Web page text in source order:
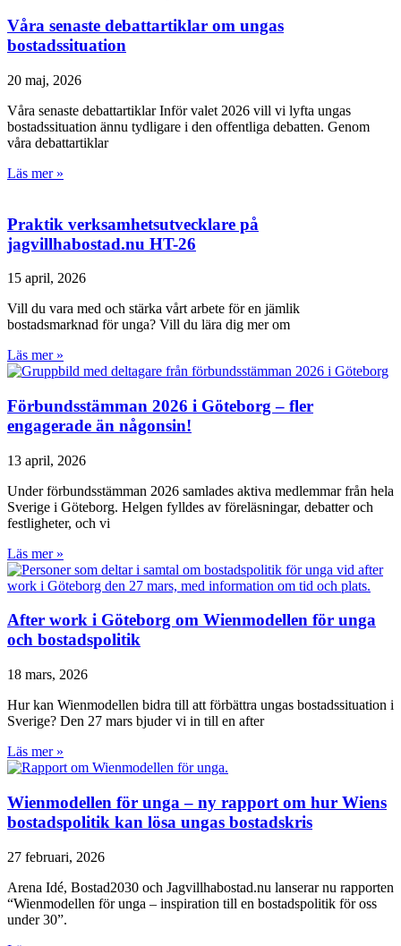
Våra senaste debattartiklar om ungas
bostadssituation
20 maj, 2026
Våra senaste debattartiklar Inför valet 2026 vill vi lyfta ungas
bostadssituation ännu tydligare i den offentliga debatten. Genom
våra debattartiklar
Läs mer »
Praktik verksamhetsutvecklare på
jagvillhabostad.nu HT-26
15 april, 2026
Vill du vara med och stärka vårt arbete för en jämlik
bostadsmarknad för unga? Vill du lära dig mer om
Läs mer »
Förbundsstämman 2026 i Göteborg – fler
engagerade än någonsin!
13 april, 2026
Under förbundsstämman 2026 samlades aktiva medlemmar från hela
Sverige i Göteborg. Helgen fylldes av föreläsningar, debatter och
festligheter, och vi
Läs mer »
After work i Göteborg om Wienmodellen för unga
och bostadspolitik
18 mars, 2026
Hur kan Wienmodellen bidra till att förbättra ungas bostadssituation i
Sverige? Den 27 mars bjuder vi in till en after
Läs mer »
Wienmodellen för unga – ny rapport om hur Wiens
bostadspolitik kan lösa ungas bostadskris
27 februari, 2026
Arena Idé, Bostad2030 och Jagvillhabostad.nu lanserar nu rapporten
“Wienmodellen för unga – inspiration till en bostadspolitik för oss
under 30”.